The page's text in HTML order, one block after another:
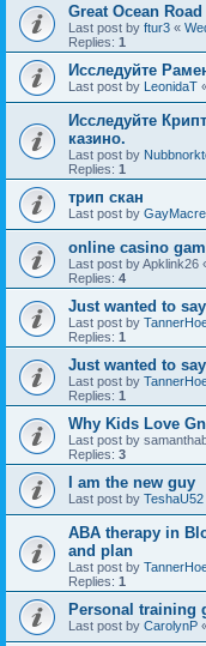
Great Ocean
Last post by ftur3 «
Replies: 1
Исследуйте
Last post by LeonidaT
Исследуйте
казино.
Last post by
Replies: 1
трип скан
Last post by GayMacre
online casino
Last post byApklink26
Replies: 4
Just wanted to
Last post by
Replies: 1
Just wanted to
Last post by
Replies: 1
Why Kids Love
Last post by
Replies: 3
I am the new guy
Last post by TeshaU52
ABA therapy in
and plan
Last post by
Replies: 1
Personal training
Last post by CarolynP